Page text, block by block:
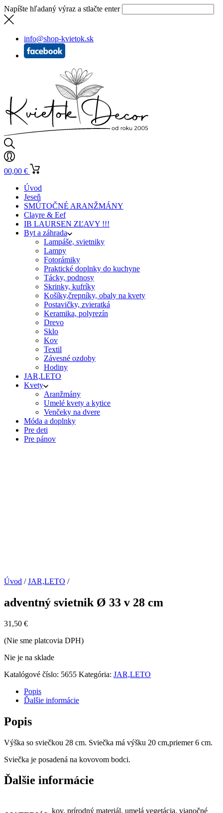
Napíšte hľadaný výraz a stlačte enter
info@shop-kvietok.sk
00,00 €
Úvod
Jeseň
SMÚTOČNÉ ARANŽMÁNY
Clayre & Eef
IB LAURSEN ZĽAVY !!!
Byt a záhrada
Lampáše, svietniky
Lampy
Fotorámiky
Praktické doplnky do kuchyne
Tácky, podnosy
Skrinky, kufríky
Košíky,črepníky, obaly na kvety
Postavičky, zvieratká
Keramika, polyrezín
Drevo
Sklo
Kov
Textil
Závesné ozdoby
Hodiny
JAR,LETO
Kvety
Aranžmány
Umelé kvety a kytice
Venčeky na dvere
Móda a doplnky
Pre deti
Pre pánov
Úvod /JAR,LETO /
adventný svietnik Ø 33 v 28 cm
31,50 €
(Nie sme platcovia DPH)
Nie je na sklade
Katalógové číslo: 5655 Kategória: JAR,LETO
Popis
Ďalšie informácie
Popis
Výška so sviečkou 28 cm. Sviečka má výšku 20 cm,priemer 6 cm.
Sviečka je posadená na kovovom bodci.
Ďalšie informácie
kov, prírodný materiál, umelá vegetácia, vianočné